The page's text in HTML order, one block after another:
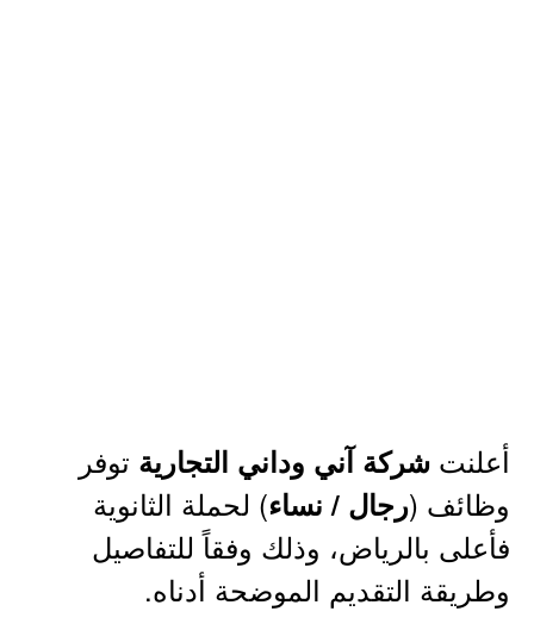
أعلنت شركة آني وداني التجارية توفر
وظائف (رجال / نساء) لحملة الثانوية
فأعلى بالرياض، وذلك وفقاً للتفاصيل
وطريقة التقديم الموضحة أدناه.